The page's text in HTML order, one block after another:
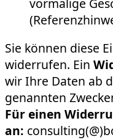
Sie können diese
widerrufen. Ein
wir Ihre Daten ab
genannten
Für einen
an: